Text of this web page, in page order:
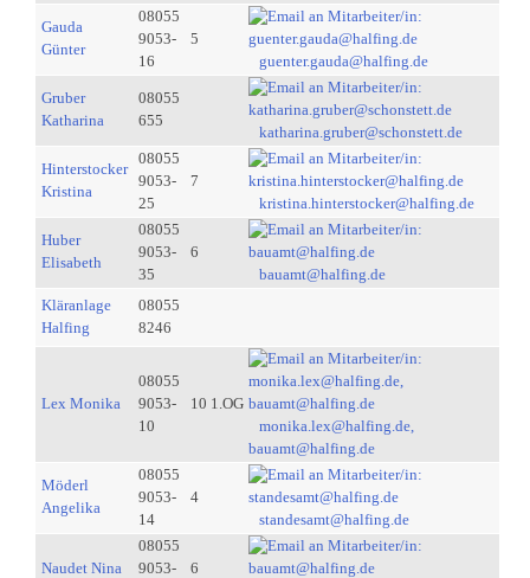
Gauda
Günter
08055
9053-
16
5
guenter.gauda@halfing.de
Gruber
Katharina
08055
655
katharina.gruber@schonstett.de
Hinterstocker
Kristina
08055
9053-
25
7
kristina.hinterstocker@halfing.de
Huber
Elisabeth
08055
9053-
35
6
bauamt@halfing.de
Kläranlage
Halfing
08055
8246
Lex Monika
08055
9053-
10
10 1.OG
monika.lex@halfing.de,
bauamt@halfing.de
Möderl
Angelika
08055
9053-
14
4
standesamt@halfing.de
Naudet Nina
08055
9053-
6